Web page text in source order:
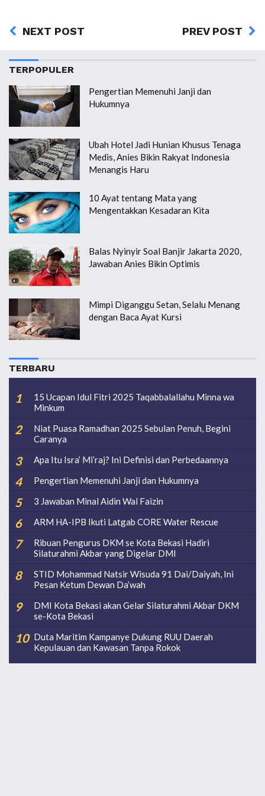
NEXT POST PREV POST
TERPOPULER
Pengertian Memenuhi Janji dan
Hukumnya
Ubah Hotel Jadi Hunian Khusus Tenaga
Medis, Anies Bikin Rakyat Indonesia
Menangis Haru
10 Ayat tentang Mata yang
Mengentakkan Kesadaran Kita
Balas Nyinyir Soal Banjir Jakarta 2020,
Jawaban Anies Bikin Optimis
Mimpi Diganggu Setan, Selalu Menang
dengan Baca Ayat Kursi
TERBARU
15 Ucapan Idul Fitri 2025 Taqabbalallahu Minna wa
Minkum
Niat Puasa Ramadhan 2025 Sebulan Penuh, Begini
Caranya
Apa Itu Isra’ Mi’raj? Ini Definisi dan Perbedaannya
Pengertian Memenuhi Janji dan Hukumnya
3 Jawaban Minal Aidin Wal Faizin
ARM HA-IPB Ikuti Latgab CORE Water Rescue
Ribuan Pengurus DKM se Kota Bekasi Hadiri
Silaturahmi Akbar yang Digelar DMI
STID Mohammad Natsir Wisuda 91 Dai/Daiyah, Ini
Pesan Ketum Dewan Da’wah
DMI Kota Bekasi akan Gelar Silaturahmi Akbar DKM
se-Kota Bekasi
Duta Maritim Kampanye Dukung RUU Daerah
Kepulauan dan Kawasan Tanpa Rokok